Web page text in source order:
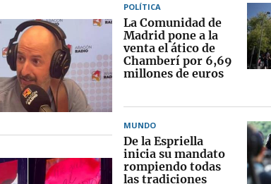
POLÍTICA
La Comunidad de
Madrid pone a la
venta el ático de
Chamberí por 6,69
millones de euros
MUNDO
De la Espriella
inicia su mandato
rompiendo todas
las tradiciones